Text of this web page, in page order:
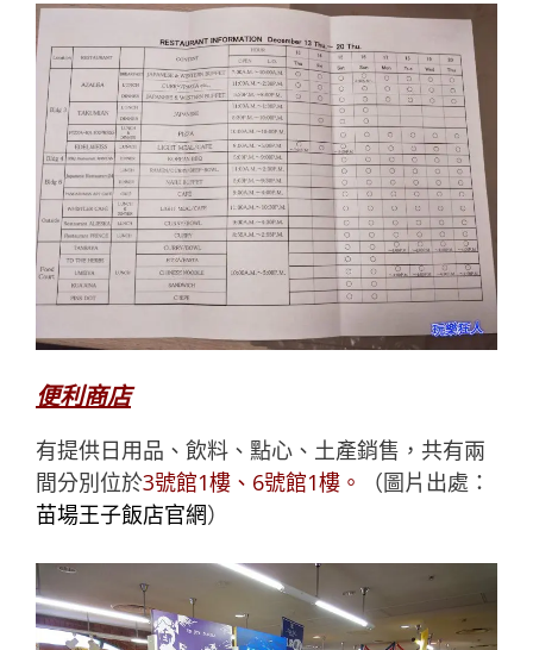
便利商店
有提供日用品、飲料、點心、土產銷售，共有兩
間分別位於3號館1樓、6號館1樓。
（圖片出處：
苗場王子飯店官網）